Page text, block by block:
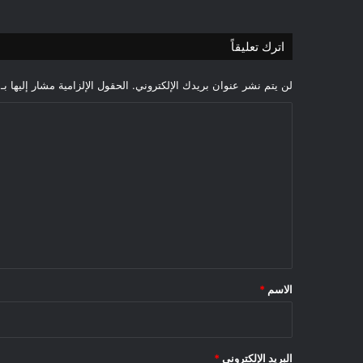
اترك تعليقاً
لن يتم نشر عنوان بريدك الإلكتروني. الحقول الإلزامية مشار إليها بـ
*
الاسم *
البريد الإلكتروني *